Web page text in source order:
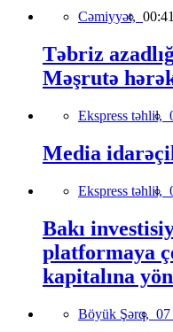
Cəmiyyət, 00:41
Təbriz
Məşrutə
Ekspress təhlil,
Media
Ekspress təhlil,
Bakı
platformaya
kapitalına
Böyük Şərq, 07